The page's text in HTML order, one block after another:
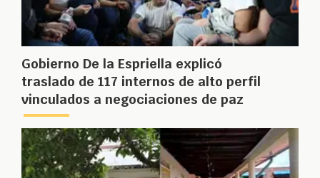
Gobierno De la Espriella explicó
traslado de 117 internos de alto perfil
vinculados a negociaciones de paz